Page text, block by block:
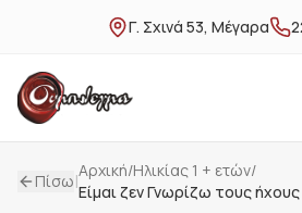
Γ. Σχινά 53, Μέγαρα
Πίσω|Αρχική/Ηλικίας 1 + ετών/
Είμαι ζεν Γνωρίζω τους